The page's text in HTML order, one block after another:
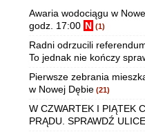
Awaria wodociągu w
godz. 17:00 N (1)
Radni odrzucili
To jednak nie kończy
Pierwsze zebrania
w Nowej Dębie (21)
W CZWARTEK I PIĄTEK
PRĄDU. SPRAWDŹ